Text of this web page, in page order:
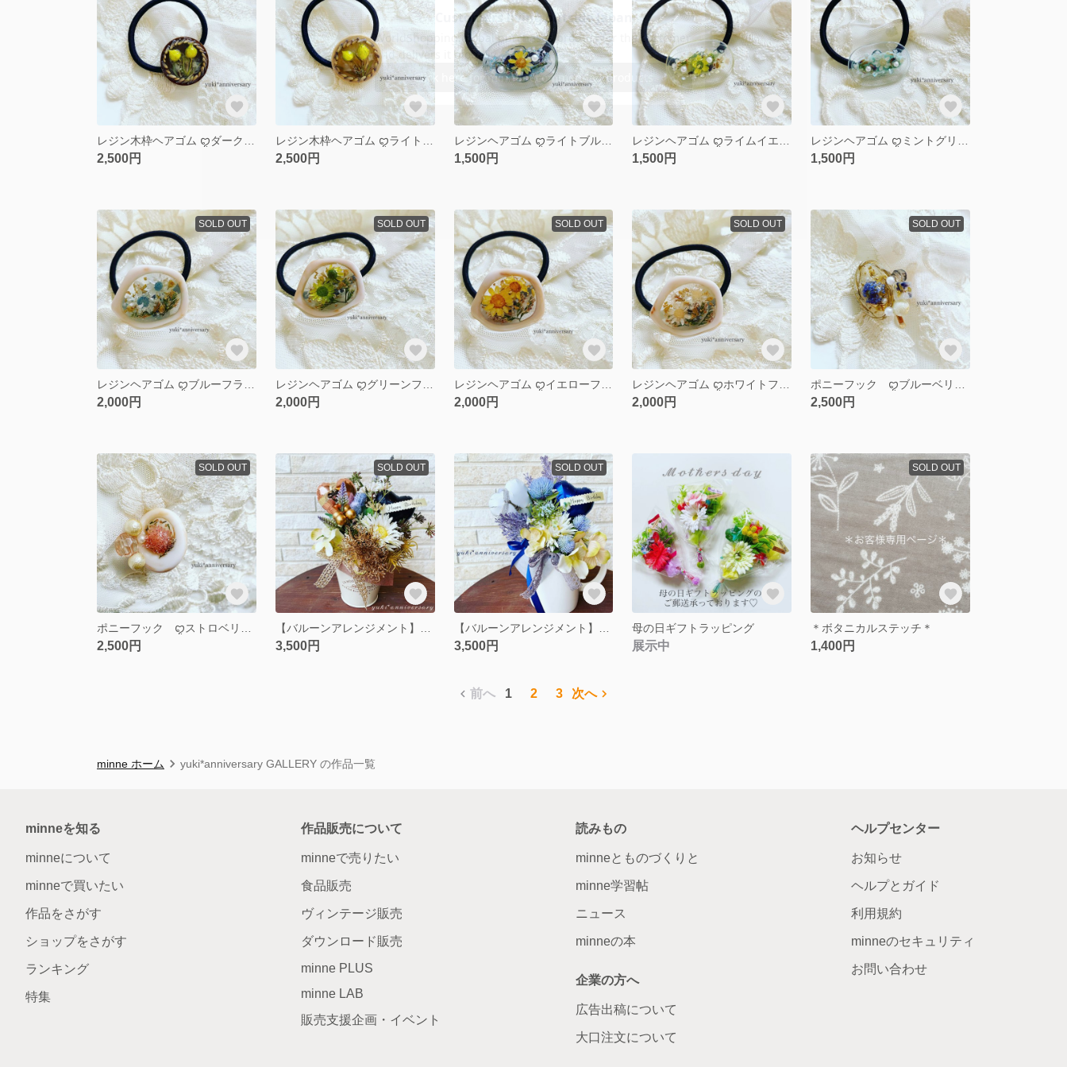
2,500円 2,500円
レジンヘアゴム ꨄライトブルーꨄ
1,500円 1,500円 1,500円
SOLD OUT
2,000円
SOLD OUT
2,000円
SOLD OUT
2,000円
SOLD OUT
2,000円
SOLD OUT
2,500円
SOLD OUT
2,500円
SOLD OUT
3,500円
SOLD OUT
3,500円
母の日ギフトラッピング
展示中
SOLD OUT
＊ボタニカルステッチ＊
1,400円
前へ 1 2 3 次へ
minne ホーム yuki*anniversary GALLERY の作品一覧
minneを知る
minneについて
minneで買いたい
作品をさがす
ショップをさがす
ランキング
特集
作品販売について
minneで売りたい
食品販売
ヴィンテージ販売
ダウンロード販売
minne PLUS
minne LAB
販売支援企画・イベント
読みもの
minneとものづくりと
minne学習帖
ニュース
minneの本
企業の方へ
広告出稿について
大口注文について
ヘルプセンター
お知らせ
ヘルプとガイド
利用規約
minneのセキュリティ
お問い合わせ